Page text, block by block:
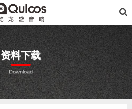
资料下载
Download